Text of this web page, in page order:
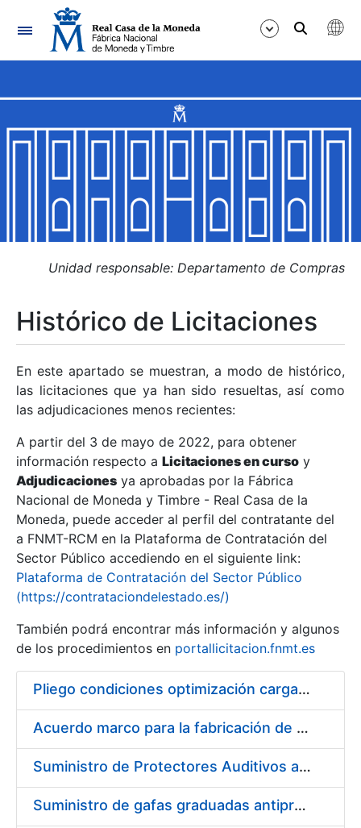
Navegación
Mostrar/Ocultar
Mostrar/Ocultar
Mostrar/Ocultar
Mostrar/Ocultar
Mostrar/Ocultar
Mostrar/Ocultar
Unidad responsable: Departamento de Compras
Histórico de Licitaciones
En este apartado se muestran, a modo de histórico,
las licitaciones que ya han sido resueltas, así como
las adjudicaciones menos recientes:
A partir del 3 de mayo de 2022, para obtener
información respecto a Licitaciones en curso y
Adjudicaciones ya aprobadas por la Fábrica
Nacional de Moneda y Timbre - Real Casa de la
Moneda, puede acceder al perfil del contratante del
a FNMT-RCM en la Plataforma de Contratación del
Sector Público accediendo en el siguiente link:
Plataforma de Contratación del Sector Público
(https://contrataciondelestado.es/)
También podrá encontrar más información y algunos
de los procedimientos en portallicitacion.fnmt.es
Pliego condiciones optimización cargas compras firmado
Acuerdo marco para la fabricación de piezas
Suministro de Protectores Auditivos a medida para las personas trabajadoras de los Centros de Trabajo de Madrid y Burgos
Suministro de gafas graduadas antiproyecciones para los trabajadores de la FNMT-RCM en los centros de trabajo de Madrid y Burgos